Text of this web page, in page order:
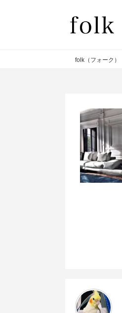
folk（フォーク）